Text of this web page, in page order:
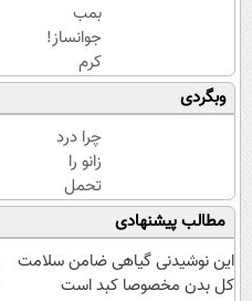
بمب
جوانساز!
کرم
بوتاکس
جلبک
اسپیرولینا50%تخفیف
وبگردی
چرا درد
زانو را
تحمل
می‌کنی؟
خیلی
ساده
درمنزل
مطالب پیشنهادی
این نوشیدنی گیاهی ضامن سلامت
کل بدن مخصوصا کبد است